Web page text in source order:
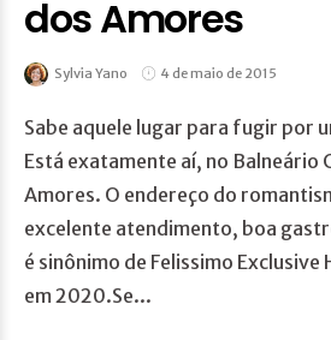
dos Amores
Sylvia Yano 4 de maio de 2015
Sabe aquele lugar para fugir por
Está exatamente aí, no Balneário
Amores. O endereço do
excelente atendimento, boa
é sinônimo de Felissimo
em 2020.Se...